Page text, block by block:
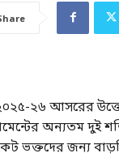
২৬ আসরের
অন্যতম দুই
ভক্তদের জন্য